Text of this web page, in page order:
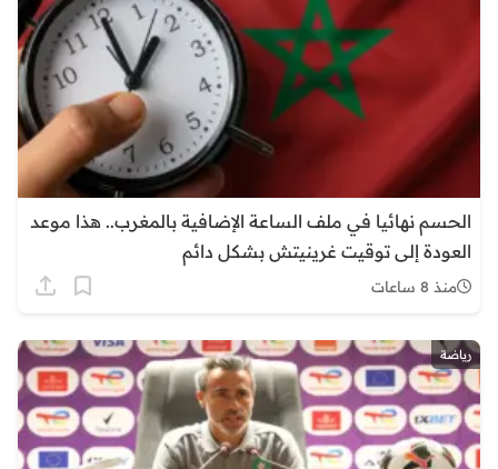
الحسم نهائيا في ملف الساعة الإضافية بالمغرب.. هذا موعد
العودة إلى توقيت غرينيتش بشكل دائم
منذ 8 ساعات
رياضة